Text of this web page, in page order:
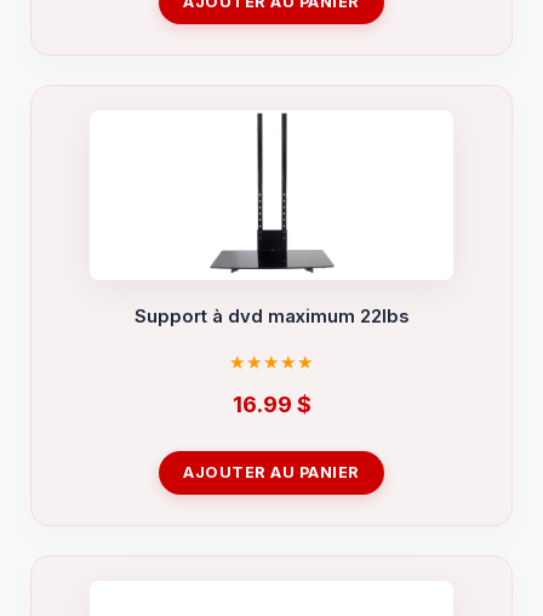
Support à dvd maximum 22lbs
16.99 $
AJOUTER AU PANIER